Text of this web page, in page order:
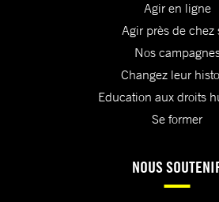
Agir en ligne
Agir près de chez
Nos
Changez leur
Education aux droits
Se former
NOUS